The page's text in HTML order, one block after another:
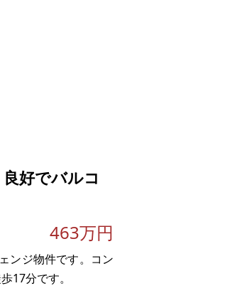
円/㎡（坪単価：約
好でバルコ
463万円
ンジ物件です。コン
17分です。